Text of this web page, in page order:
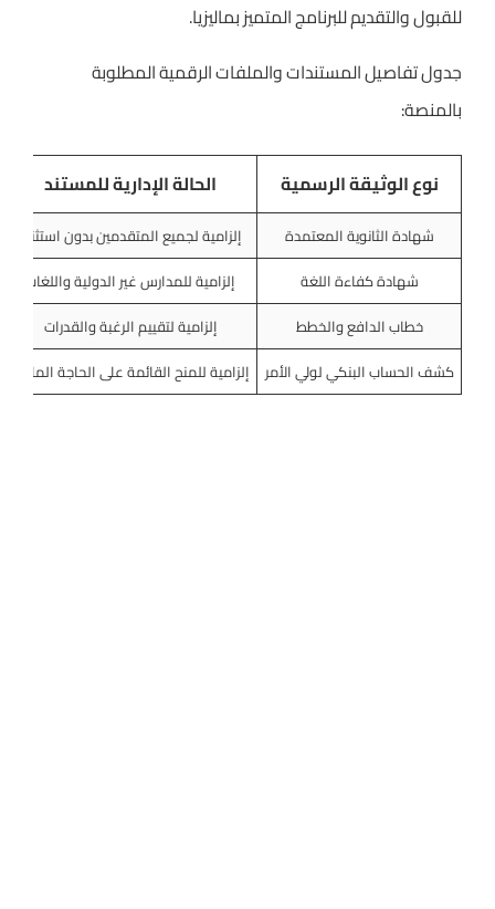
للقبول والتقديم للبرنامج المتميز بماليزيا.
جدول تفاصيل المستندات والملفات الرقمية المطلوبة
بالمنصة:
نوع الوثيقة الرسمية الحالة الإدارية للمستند
شهادة الثانوية المعتمدة
إلزامية لجميع المتقدمين بدون استثناء
شهادة كفاءة اللغة
إلزامية للمدارس غير الدولية واللغات
خطاب الدافع والخطط
إلزامية لتقييم الرغبة والقدرات
كشف الحساب البنكي لولي الأمر
إلزامية للمنح القائمة على الحاجة المادية